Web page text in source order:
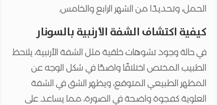
الحمل، وتحديدًا من الشهر الرابع والخامس.
كيفية اكتشاف الشفة الأرنبية بالسونار
في حالة وجود تشوهات خلقية مثل الشفة الأرنبية، يلاحظ
الطبيب المختص اختلافًا واضحًا في شكل الوجه عن
المظهر الطبيعي المتوقع، ويظهر الشق في الشفة
العلوية كفجوة واضحة في الصورة، مما يساعد على